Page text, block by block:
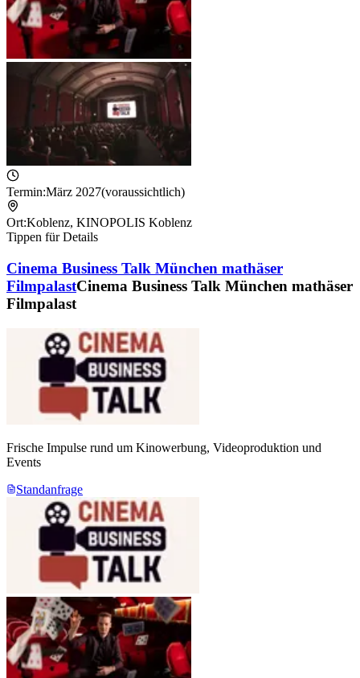
Termin:März 2027(voraussichtlich)
Ort:Koblenz, KINOPOLIS Koblenz
Tippen für Details
Cinema Business Talk München mathäser
FilmpalastCinema Business Talk München mathäser
Filmpalast
Frische Impulse rund um Kinowerbung, Videoproduktion und
Events
Standanfrage